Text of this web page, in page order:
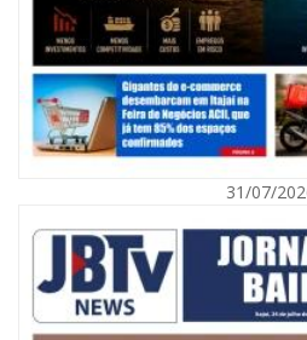
Defesa Civil de Itajaí alerta para chuva,
temperatura
ITAJAÍ
31/07/